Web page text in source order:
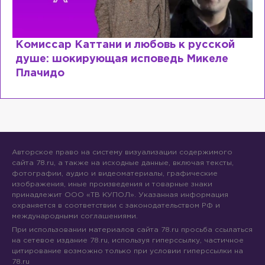
Специалист с напрасным
почему мир разочаровался в
Авторское право на систему визуализации содержимого
сайта 78.ru, а также на исходные данные, включая тексты,
фотографии, аудио и видеоматериалы, графические
изображения, иные произведения и товарные знаки
принадлежит ООО «ТВ КУПОЛ». Указанная информация
охраняется в соответствии с законодательством РФ и
международными соглашениями.
При использовании материалов сайта 78.ru просьба ссылаться
на сетевое издание 78.ru, используя гиперссылку, частичное
цитирование возможно только при условии гиперссылки на
78.ru